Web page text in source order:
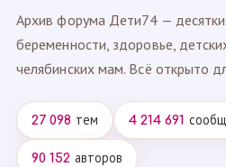
Архив форума Дети74 — десятки
беременности, здоровье,
челябинских мам. Всё открыто
27 098 тем 4 214 691
90 152 авторов